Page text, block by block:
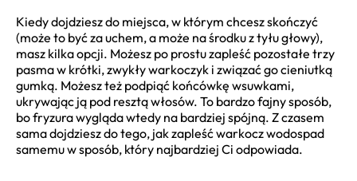
Kiedy dojdziesz do miejsca, w którym chcesz skończyć
(może to być za uchem, a może na środku z tyłu głowy),
masz kilka opcji. Możesz po prostu zapleść pozostałe trzy
pasma w krótki, zwykły warkoczyk i związać go cieniutką
gumką. Możesz też podpiąć końcówkę wsuwkami,
ukrywając ją pod resztą włosów. To bardzo fajny sposób,
bo fryzura wygląda wtedy na bardziej spójną. Z czasem
sama dojdziesz do tego, jak zapleść warkocz wodospad
samemu w sposób, który najbardziej Ci odpowiada.